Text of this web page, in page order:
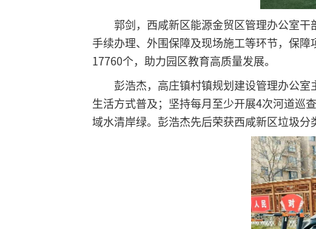
郭剑，西咸新区能源金贸区管理办公室干
手续办理、外围保障及现场施工等环节，保
17760个，助力园区教育高质量发展。
彭浩杰，高庄镇村镇规划建设管理办公
生活方式普及；坚持每月至少开展4次河道巡
域水清岸绿。彭浩杰先后荣获西咸新区垃圾分